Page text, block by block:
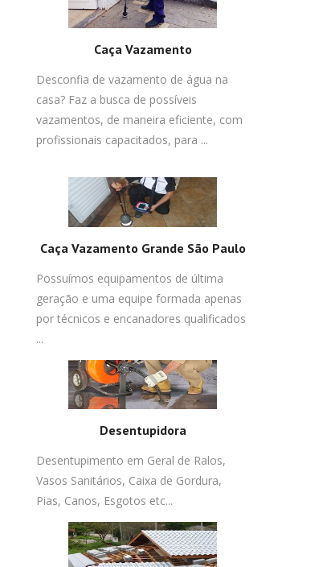
Caça Vazamento
Desconfia de vazamento de água na
casa? Faz a busca de possíveis
vazamentos, de maneira eficiente, com
profissionais capacitados, para ...
Caça Vazamento Grande São Paulo
Possuímos equipamentos de última
geração e uma equipe formada apenas
por técnicos e encanadores qualificados
...
Desentupidora
Desentupimento em Geral de Ralos,
Vasos Sanitários, Caixa de Gordura,
Pias, Canos, Esgotos etc...